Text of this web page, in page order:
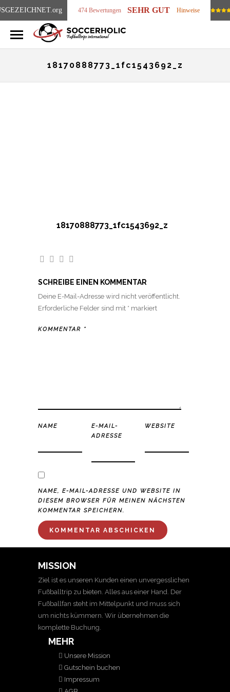
.org 474 Bewertungen SEHR GUT Hinweise
18170888773_1fc1543692_z
18170888773_1fc1543692_z
SCHREIBE EINEN KOMMENTAR
Deine E-Mail-Adresse wird nicht veröffentlicht.
Erforderliche Felder sind mit * markiert
KOMMENTAR *
NAME
E-MAIL-
ADRESSE
WEBSITE
NAME, E-MAIL-ADRESSE UND WEBSITE IN
DIESEM BROWSER FÜR MEINEN NÄCHSTEN
KOMMENTAR SPEICHERN.
MISSION
Ziel ist es unseren Kunden einen unvergesslichen
Fußballtrip zu bieten. Alles aus einer Hand. Der
Fußballfan steht im Mittelpunkt und muss sich
um nichts kümmern. Wir übernehmen die
komplette Buchung.
MEHR
Unsere Mission
Gutschein buchen
Impressum